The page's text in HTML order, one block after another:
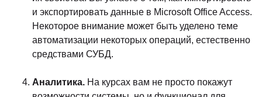
и экспортировать данные в Microsoft Office Access.
Некоторое внимание может быть уделено теме
автоматизации некоторых операций, естественно
средствами СУБД.
Аналитика. На курсах вам не просто покажут